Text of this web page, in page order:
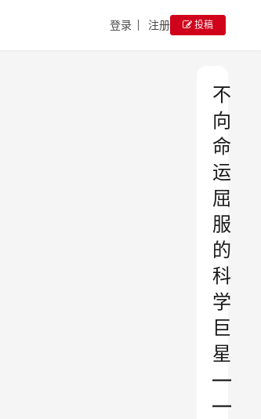
登录 注册 投稿
不
向
命
运
屈
服
的
科
学
巨
星
—
—